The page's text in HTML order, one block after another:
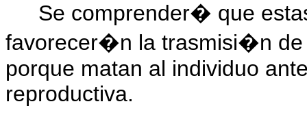
Se comprender� que
favorecer�n la trasmisi�n de
porque matan al individuo
reproductiva.